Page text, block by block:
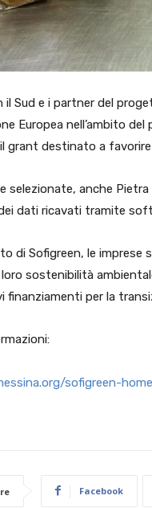
il Sud e i partner del
Europea nell’ambito
grant destinato a
selezionate, anche
dati ricavati tramite
di Sofigreen, le
loro sostenibilità
finanziamenti per la
sofigreen-
Facebook